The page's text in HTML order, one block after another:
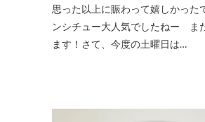
思った以上に賑わって嬉しかった
ンシチュー大人気でしたねー ま
ます！さて、今度の土曜日は…